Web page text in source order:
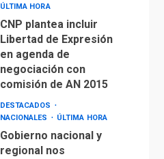
ÚLTIMA HORA
CNP plantea incluir
Libertad de Expresión
en agenda de
negociación con
comisión de AN 2015
DESTACADOS
NACIONALES
ÚLTIMA HORA
Gobierno nacional y
regional nos